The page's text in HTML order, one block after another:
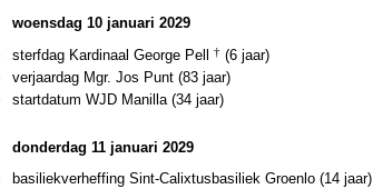
woensdag 10 januari 2029
sterfdag Kardinaal George Pell † (6 jaar)
verjaardag Mgr. Jos Punt (83 jaar)
startdatum WJD Manilla (34 jaar)
donderdag 11 januari 2029
basiliekverheffing Sint-Calixtusbasiliek Groenlo (14 jaar)